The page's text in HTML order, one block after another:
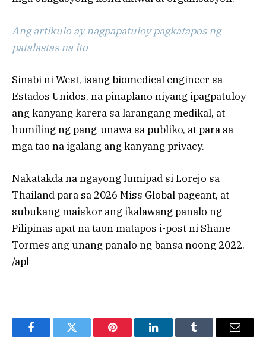
Ang artikulo ay nagpapatuloy pagkatapos ng
patalastas na ito
Sinabi ni West, isang biomedical engineer sa
Estados Unidos, na pinaplano niyang ipagpatuloy
ang kanyang karera sa larangang medikal, at
humiling ng pang-unawa sa publiko, at para sa
mga tao na igalang ang kanyang privacy.
Nakatakda na ngayong lumipad si Lorejo sa
Thailand para sa 2026 Miss Global pageant, at
subukang maiskor ang ikalawang panalo ng
Pilipinas apat na taon matapos i-post ni Shane
Tormes ang unang panalo ng bansa noong 2022.
/apl
FacebookTwitter Pinterest LinkedInTumblr Email